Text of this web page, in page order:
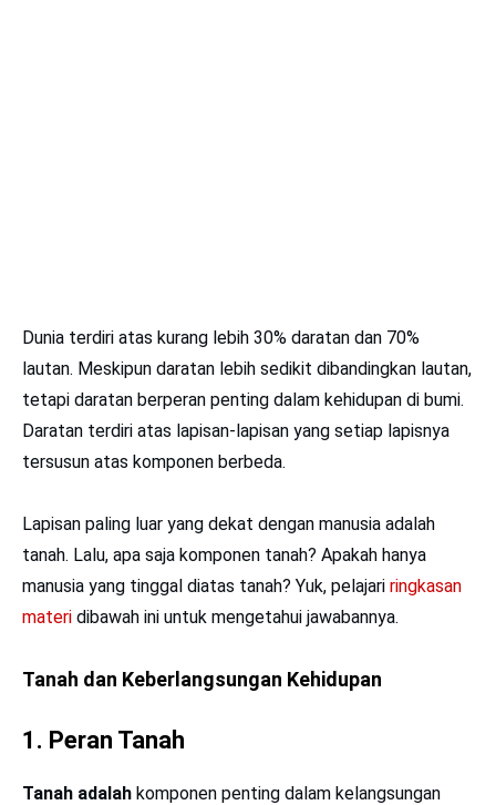
Dunia terdiri atas kurang lebih 30% daratan dan 70%
lautan. Meskipun daratan lebih sedikit dibandingkan lautan,
tetapi daratan berperan penting dalam kehidupan di bumi.
Daratan terdiri atas lapisan-lapisan yang setiap lapisnya
tersusun atas komponen berbeda.
Lapisan paling luar yang dekat dengan manusia adalah
tanah. Lalu, apa saja komponen tanah? Apakah hanya
manusia yang tinggal diatas tanah? Yuk, pelajari ringkasan
materi dibawah ini untuk mengetahui jawabannya.
Tanah dan Keberlangsungan Kehidupan
1. Peran Tanah
Tanah adalah komponen penting dalam kelangsungan